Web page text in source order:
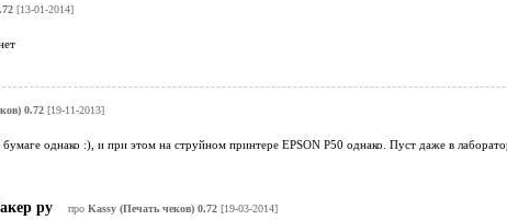
[13-01-2014]
0.72[19-11-2013]
однако :), и при этом на струйном принтере EPSON P50 однако. Пуст даже в
ру про Kassy (Печать чеков) 0.72[19-03-2014]